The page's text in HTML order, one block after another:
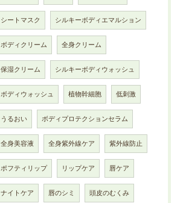
シートマスク シルキーボディエマルション
ボディクリーム 全身クリーム
保湿クリーム シルキーボディウォッシュ
ボディウォッシュ 植物幹細胞 低刺激
うるおい ボディプロテクションセラム
全身美容液 全身紫外線ケア 紫外線防止
ポフティリップ リップケア 唇ケア
ナイトケア 唇のシミ 頭皮のむくみ